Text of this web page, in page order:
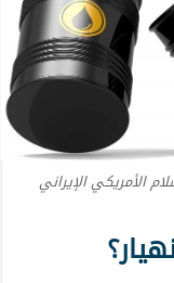
الأمريكي الإيراني